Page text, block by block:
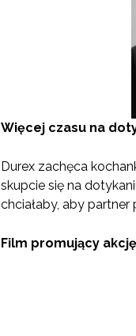
Więcej czasu na
Durex zachęca
skupcie się na
chciałaby, aby partner
Film promujący